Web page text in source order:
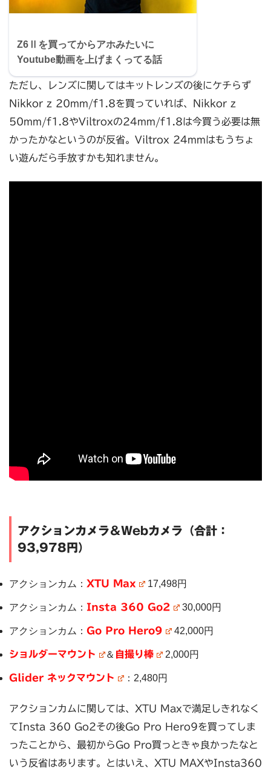
Z6Ⅱを買ってからアホみたいに
Youtube動画を上げまくってる話
ただし、レンズに関してはキットレンズの後にケチらず
Nikkor z 20mm/f1.8を買っていれば、Nikkor z
50mm/f1.8やViltroxの24mm/f1.8は今買う必要は無
かったかなというのが反省。Viltrox 24mmはもうちょ
い遊んだら手放すかも知れません。
アクションカメラ＆Webカメラ（合計：
93,978円）
アクションカム： XTU Max 17,498円
アクションカム： Insta 360 Go2 30,000円
アクションカム： Go Pro Hero9 42,000円
ショルダーマウント ＆ 自撮り棒 2,000円
Glider ネックマウント ：2,480円
アクションカムに関しては、XTU Maxで満足しきれなく
てInsta 360 Go2その後Go Pro Hero9を買ってしま
ったことから、最初からGo Pro買っときゃ良かったなと
いう反省はあります。とはいえ、XTU MAXやInsta360